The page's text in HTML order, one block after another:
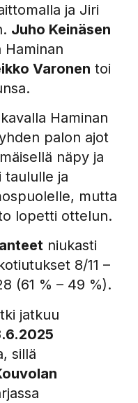
ja Jiri
Juho Keinäsen
Varonen toi
Haminan
palon ajot
näpy ja
taululle ja
mutta
lopetti ottelun.
niukasti
8/11 –
(61 % – 49 %).
jatkuu
sillä